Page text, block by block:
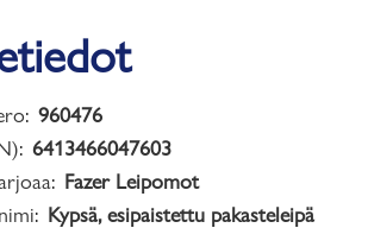
960476
6413466047603
Fazer Leipomot
Kypsä, esipaistettu pakasteleipä